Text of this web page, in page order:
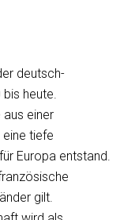
deutsch-
heute.
einer
tiefe
Europa entstand.
gilt.